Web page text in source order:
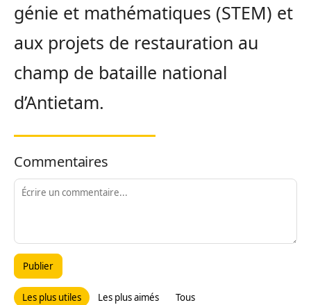
génie et mathématiques (STEM) et
aux projets de restauration au
champ de bataille national
d’Antietam.
Commentaires
Publier
Les plus utiles Les plus aimés Tous